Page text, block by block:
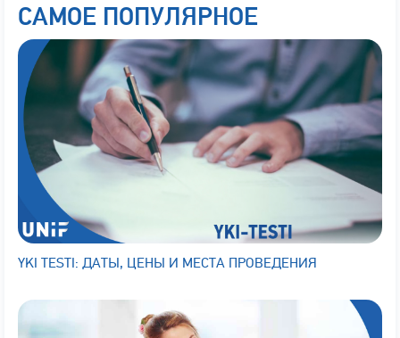
САМОЕ ПОПУЛЯРНОЕ
YKI TESTI: ДАТЫ, ЦЕНЫ И МЕСТА ПРОВЕДЕНИЯ